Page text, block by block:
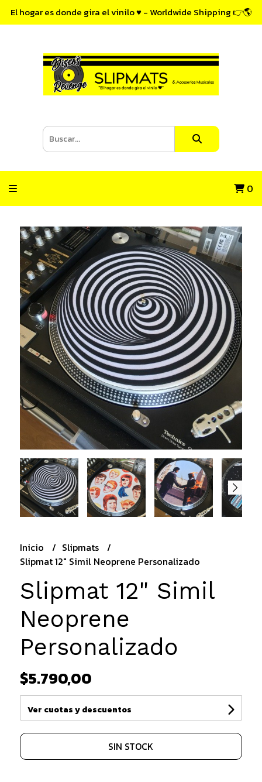
El hogar es donde gira el vinilo ♥ - Worldwide Shipping 👉🌎
0
Inicio
Slipmats
Slipmat 12" Simil Neoprene Personalizado
Slipmat 12" Simil
Neoprene
Personalizado
$5.790,00
Ver cuotas y descuentos
SIN STOCK